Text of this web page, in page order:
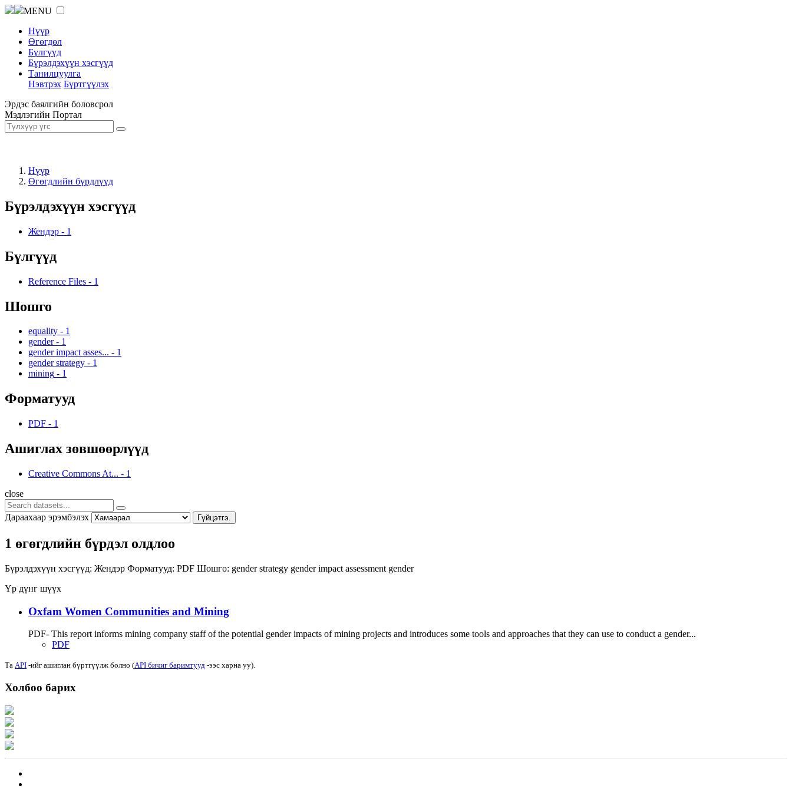
MENU
Нүүр
Өгөгдөл
Бүлгүүд
Бүрэлдэхүүн хэсгүүд
Танилцуулга
Нэвтрэх Бүртгүүлэх
Эрдэс баялгийн боловсрол
Мэдлэгийн Портал
Нүүр
Өгөгдлийн бүрдлүүд
Бүрэлдэхүүн хэсгүүд
Жендэр - 1
Бүлгүүд
Reference Files - 1
Шошго
equality - 1
gender - 1
gender impact asses... - 1
gender strategy - 1
mining - 1
Форматууд
PDF - 1
Ашиглах зөвшөөрлүүд
Creative Commons At... - 1
close
Дараахаар эрэмбэлэх Гүйцэтгэ.
1 өгөгдлийн бүрдэл олдлоо
Бүрэлдэхүүн хэсгүүд: Жендэр Форматууд: PDF Шошго: gender strategy gender impact assessment gender
Үр дүнг шүүх
Oxfam Women Communities and Mining
PDF- This report informs mining company staff of the potential gender impacts of mining projects and introduces some tools and approaches that they can use to conduct a gender...
PDF
Та API -ийг ашиглан бүртгүүлж болно (API бичиг баримтууд -ээс харна уу).
Холбоо барих